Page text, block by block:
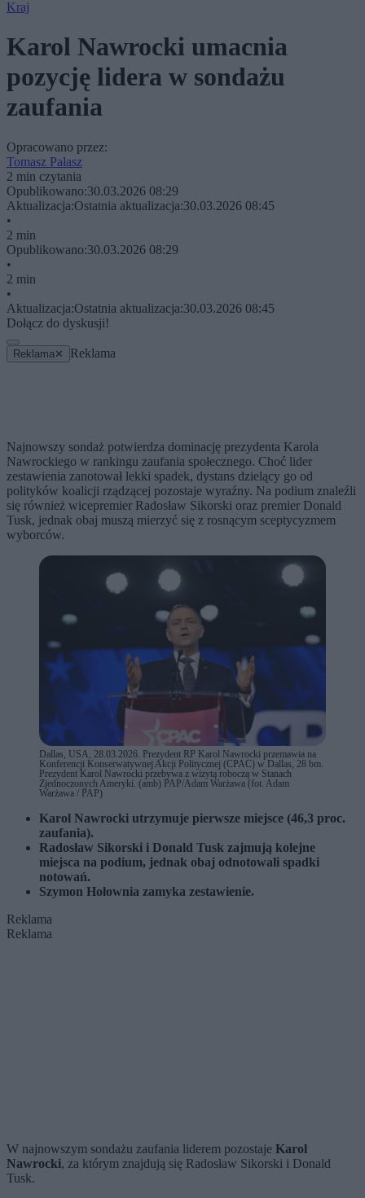
Kraj
Karol Nawrocki umacnia
pozycję lidera w sondażu
zaufania
Opracowano przez:
Tomasz Pałasz
2 min czytania
Opublikowano:30.03.2026 08:29
Aktualizacja:Ostatnia aktualizacja:30.03.2026 08:45
•
2 min
Opublikowano:30.03.2026 08:29
•
2 min
•
Aktualizacja:Ostatnia aktualizacja:30.03.2026 08:45
Dołącz do dyskusji!
Reklama ✕ Reklama
Najnowszy sondaż potwierdza dominację prezydenta Karola
Nawrockiego w rankingu zaufania społecznego. Choć lider
zestawienia zanotował lekki spadek, dystans dzielący go od
polityków koalicji rządzącej pozostaje wyraźny. Na podium znaleźli
się również wicepremier Radosław Sikorski oraz premier Donald
Tusk, jednak obaj muszą mierzyć się z rosnącym sceptycyzmem
wyborców.
Dallas, USA, 28.03.2026. Prezydent RP Karol Nawrocki przemawia na
Konferencji Konserwatywnej Akcji Politycznej (CPAC) w Dallas, 28 bm.
Prezydent Karol Nawrocki przebywa z wizytą roboczą w Stanach
Zjednoczonych Ameryki. (amb) PAP/Adam Warżawa (fot. Adam
Warżawa / PAP)
Karol Nawrocki utrzymuje pierwsze miejsce (46,3 proc.
zaufania).
Radosław Sikorski i Donald Tusk zajmują kolejne
miejsca na podium, jednak obaj odnotowali spadki
notowań.
Szymon Hołownia zamyka zestawienie.
Reklama
Reklama
W najnowszym sondażu zaufania liderem pozostaje Karol
Nawrocki, za którym znajdują się Radosław Sikorski i Donald
Tusk.